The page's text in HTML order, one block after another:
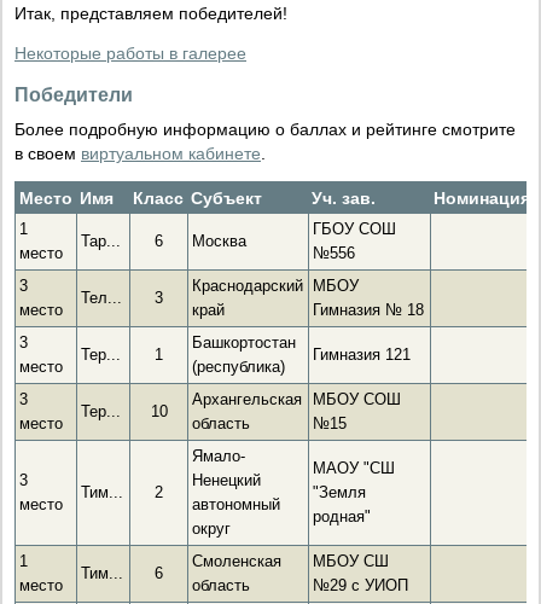
Итак, представляем победителей!
Некоторые работы в галерее
Победители
Более подробную информацию о баллах и рейтинге смотрите
в своем виртуальном кабинете.
Место Имя Класс Субъект Уч. зав. Номинация
1
место
Тар... 6 Москва
ГБОУ СОШ
№556
3
место
Тел... 3
Краснодарский
край
МБОУ
Гимназия № 18
3
место
Тер... 1
Башкортостан
(республика)
Гимназия 121
3
место
Тер... 10
Архангельская
область
МБОУ СОШ
№15
3
место
Тим... 2
Ямало-
Ненецкий
автономный
округ
МАОУ "СШ
"Земля
родная"
1
место
Тим... 6
Смоленская
область
МБОУ СШ
№29 с УИОП